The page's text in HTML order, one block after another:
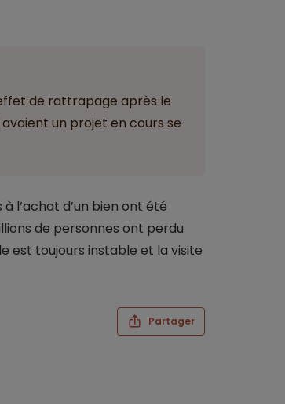
de rattrapage après le
un projet en cours se
l’achat d’un bien ont été
de personnes ont perdu
est toujours instable et la visite
Partager